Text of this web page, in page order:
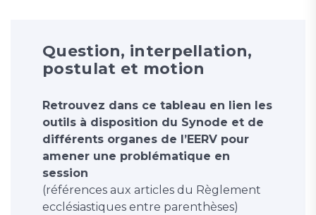
Question, interpellation,
postulat et motion
Retrouvez dans ce tableau en lien les
outils à disposition du Synode et de
différents organes de l’EERV pour
amener une problématique en
session
(références aux articles du Règlement
ecclésiastiques entre parenthèses)